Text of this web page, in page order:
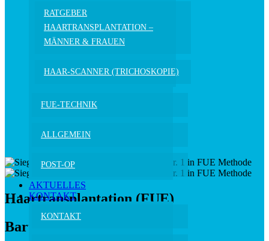
RATGEBER
HAARTRANSPLANTATION –
MÄNNER & FRAUEN
HAAR-SCANNER (TRICHOSKOPIE)
FUE-TECHNIK
ALLGEMEIN
POST-OP
AKTUELLES
KONTAKT
KONTAKT
Haartrans­­­plantation (FUE)
Bart­­transplantation